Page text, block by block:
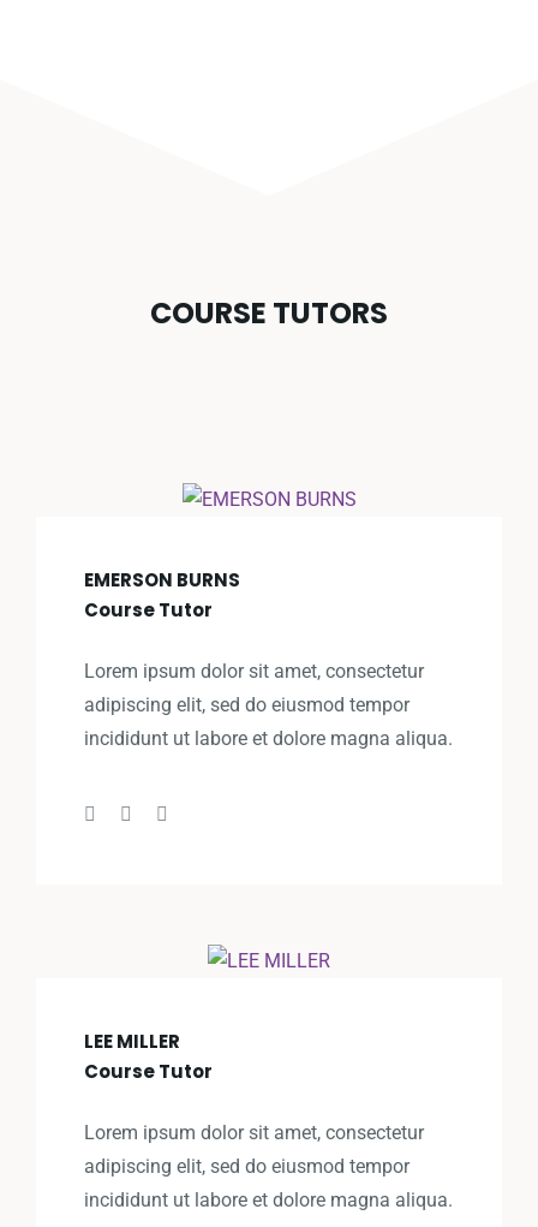
COURSE TUTORS
EMERSON BURNS
Course Tutor
Lorem ipsum dolor sit amet, consectetur
adipiscing elit, sed do eiusmod tempor
incididunt ut labore et dolore magna aliqua.
LEE MILLER
Course Tutor
Lorem ipsum dolor sit amet, consectetur
adipiscing elit, sed do eiusmod tempor
incididunt ut labore et dolore magna aliqua.